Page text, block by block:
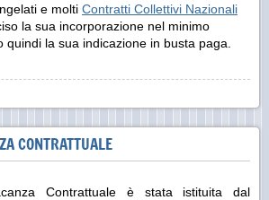
e molti Contratti Collettivi Nazionali
la sua incorporazione nel minimo
quindi la sua indicazione in busta paga.
CONTRATTUALE
Contrattuale è stata istituita dal